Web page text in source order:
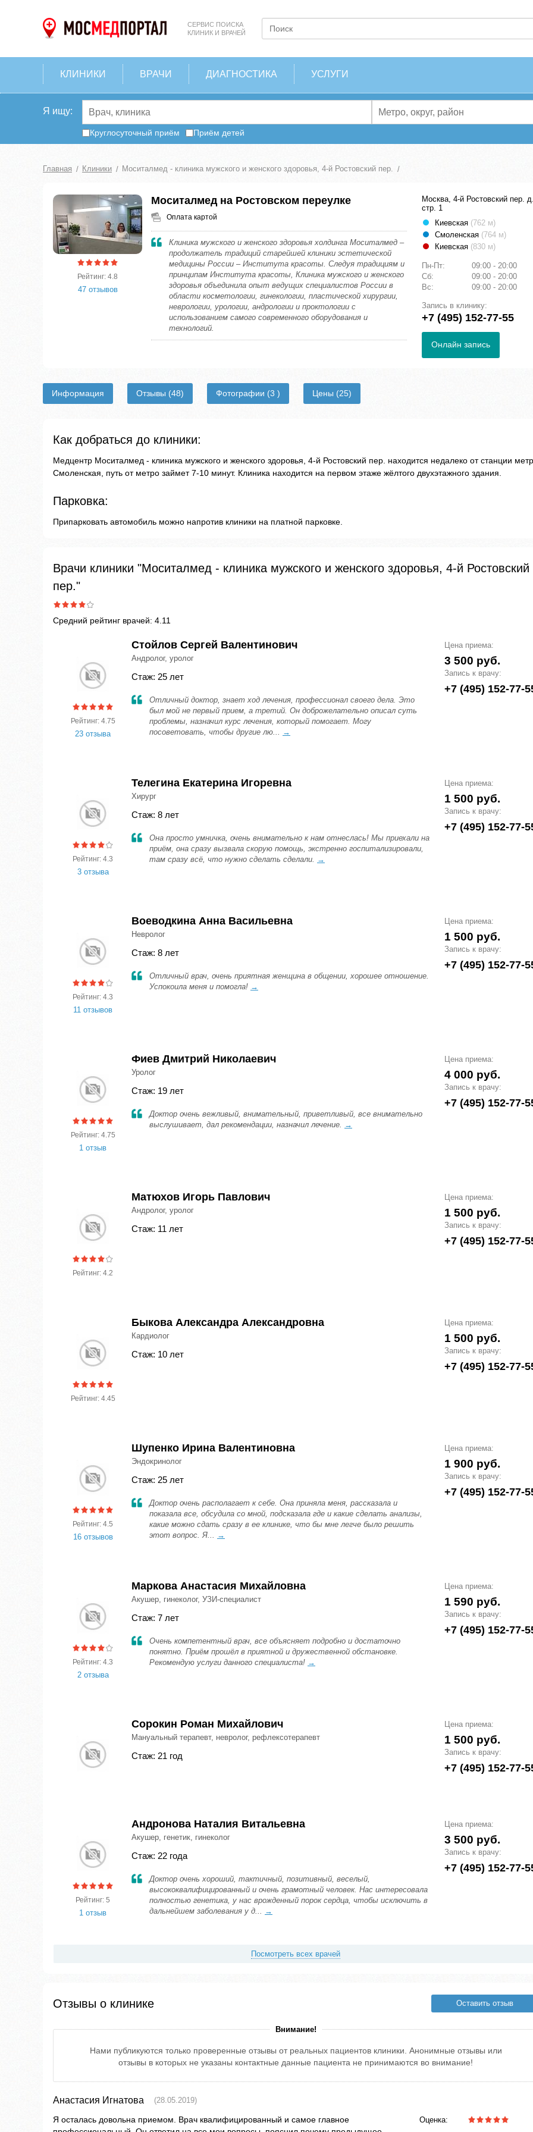
СЕРВИС ПОИСКА
КЛИНИК И ВРАЧЕЙ
КЛИНИКИ ВРАЧИ ДИАГНОСТИКА УСЛУГИ
Я ищу:
Круглосуточный приём Приём детей
Главная Клиники Моситалмед - клиника мужского и женского здоровья, 4-й Ростовский пер.
Рейтинг: 4.8
47 отзывов
Моситалмед на Ростовском переулке
Оплата картой
Клиника мужского и женского здоровья холдинга Моситалмед –
продолжатель традиций старейшей клиники эстетической
медицины России – Института красоты. Следуя традициям и
принципам Института красоты, Клиника мужского и женского
здоровья объединила опыт ведущих специалистов России в
области косметологии, гинекологии, пластической хирургии,
неврологии, урологии, андрологии и проктологии с
использованием самого современного оборудования и
технологий.
Москва, 4-й Ростовский пер.
стр. 1
Киевская (762 м)
Смоленская (764 м)
Киевская (830 м)
Пн-Пт:
09:00 - 20:00
Сб:
09:00 - 20:00
Вс:
09:00 - 20:00
Запись в клинику:
+7 (495) 152-77-55
Онлайн запись
Информация Отзывы (48) Фотографии (3 ) Цены (25)
Как добраться до клиники:
Медцентр Моситалмед - клиника мужского и женского здоровья, 4-й Ростовский пер. находится недалеко от станции
Смоленская, путь от метро займет 7-10 минут. Клиника находится на первом этаже жёлтого двухэтажного здания.
Парковка:
Припарковать автомобиль можно напротив клиники на платной парковке.
Врачи клиники "Моситалмед - клиника мужского и женского здоровья, 4-й Ростовский
пер."
Средний рейтинг врачей: 4.11
Рейтинг: 4.75
23 отзыва
Стойлов Сергей Валентинович
Андролог, уролог
Стаж: 25 лет
Отличный доктор, знает ход лечения, профессионал своего дела. Это
был мой не первый прием, а третий. Он доброжелательно описал суть
проблемы, назначил курс лечения, который помогает. Могу
посоветовать, чтобы другие лю... →
Цена приема:
3 500 руб.
Запись к врачу:
+7 (495) 152-77-
Рейтинг: 4.3
3 отзыва
Телегина Екатерина Игоревна
Хирург
Стаж: 8 лет
Она просто умничка, очень внимательно к нам отнеслась! Мы приехали на
приём, она сразу вызвала скорую помощь, экстренно госпитализировали,
там сразу всё, что нужно сделать сделали. →
Цена приема:
1 500 руб.
Запись к врачу:
+7 (495) 152-77-
Рейтинг: 4.3
11 отзывов
Воеводкина Анна Васильевна
Невролог
Стаж: 8 лет
Отличный врач, очень приятная женщина в общении, хорошее отношение.
Успокоила меня и помогла! →
Цена приема:
1 500 руб.
Запись к врачу:
+7 (495) 152-77-
Рейтинг: 4.75
1 отзыв
Фиев Дмитрий Николаевич
Уролог
Стаж: 19 лет
Доктор очень вежливый, внимательный, приветливый, все внимательно
выслушивает, дал рекомендации, назначил лечение. →
Цена приема:
4 000 руб.
Запись к врачу:
+7 (495) 152-77-
Рейтинг: 4.2
Матюхов Игорь Павлович
Андролог, уролог
Стаж: 11 лет
Цена приема:
1 500 руб.
Запись к врачу:
+7 (495) 152-77-
Рейтинг: 4.45
Быкова Александра Александровна
Кардиолог
Стаж: 10 лет
Цена приема:
1 500 руб.
Запись к врачу:
+7 (495) 152-77-
Рейтинг: 4.5
16 отзывов
Шупенко Ирина Валентиновна
Эндокринолог
Стаж: 25 лет
Доктор очень располагает к себе. Она приняла меня, рассказала и
показала все, обсудила со мной, подсказала где и какие сделать анализы,
какие можно сдать сразу в ее клинике, что бы мне легче было решить
этот вопрос. Я... →
Цена приема:
1 900 руб.
Запись к врачу:
+7 (495) 152-77-
Рейтинг: 4.3
2 отзыва
Маркова Анастасия Михайловна
Акушер, гинеколог, УЗИ-специалист
Стаж: 7 лет
Очень компетентный врач, все объясняет подробно и достаточно
понятно. Приём прошёл в приятной и дружественной обстановке.
Рекомендую услуги данного специалиста! →
Цена приема:
1 590 руб.
Запись к врачу:
+7 (495) 152-77-
Сорокин Роман Михайлович
Мануальный терапевт, невролог, рефлексотерапевт
Стаж: 21 год
Цена приема:
1 500 руб.
Запись к врачу:
+7 (495) 152-77-
Рейтинг: 5
1 отзыв
Андронова Наталия Витальевна
Акушер, генетик, гинеколог
Стаж: 22 года
Доктор очень хороший, тактичный, позитивный, веселый,
высококвалифицированный и очень грамотный человек. Нас интересовала
полностью генетика, у нас врожденный порок сердца, чтобы исключить в
дальнейшем заболевания у д... →
Цена приема:
3 500 руб.
Запись к врачу:
+7 (495) 152-77-
Посмотреть всех врачей
Отзывы о клинике Оставить отзыв
Внимание!
Нами публикуются только проверенные отзывы от реальных пациентов клиники. Анонимные отзывы или
отзывы в которых не указаны контактные данные пациента не принимаются во внимание!
Анастасия Игнатова (28.05.2019)
Я осталась довольна приемом. Врач квалифицированный и самое главное
Оценка: